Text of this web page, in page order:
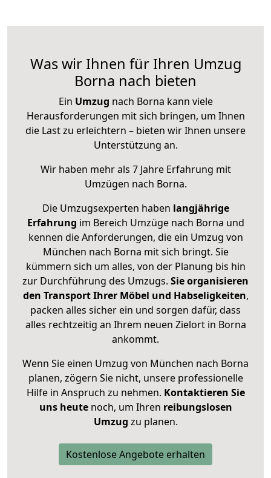
Was wir Ihnen für Ihren Umzug
Borna nach bieten
Ein Umzug nach Borna kann viele
Herausforderungen mit sich bringen, um Ihnen
die Last zu erleichtern – bieten wir Ihnen unsere
Unterstützung an.
Wir haben mehr als 7 Jahre Erfahrung mit
Umzügen nach Borna.
Die Umzugsexperten haben langjährige
Erfahrung im Bereich Umzüge nach Borna und
kennen die Anforderungen, die ein Umzug von
München nach Borna mit sich bringt. Sie
kümmern sich um alles, von der Planung bis hin
zur Durchführung des Umzugs. Sie organisieren
den Transport Ihrer Möbel und Habseligkeiten,
packen alles sicher ein und sorgen dafür, dass
alles rechtzeitig an Ihrem neuen Zielort in Borna
ankommt.
Wenn Sie einen Umzug von München nach Borna
planen, zögern Sie nicht, unsere professionelle
Hilfe in Anspruch zu nehmen. Kontaktieren Sie
uns heutenoch, um Ihren reibungslosen
Umzug zu planen.
Kostenlose Angebote erhalten